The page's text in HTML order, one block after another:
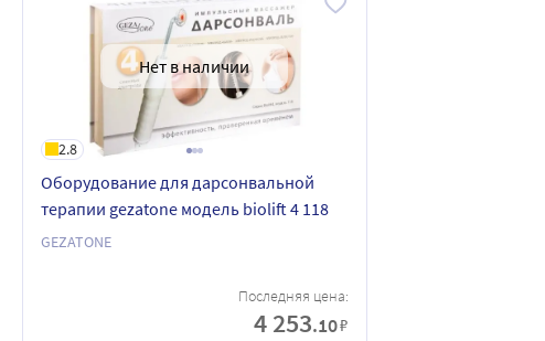
Нет в наличии
2.8
Оборудование для дарсонвальной
терапии gezatone модель biolift 4 118
GEZATONE
Последняя цена:
4 253.10₽